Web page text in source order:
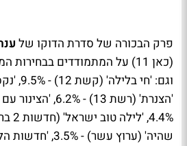
פרק הבכורה של סדרת הדוקו של
'הצנרת' (רשת 13) -
שהיה' (ערוץ עשר) - 3.5%, 'חדשות הלילה' (כאן 11) - 2.9%.